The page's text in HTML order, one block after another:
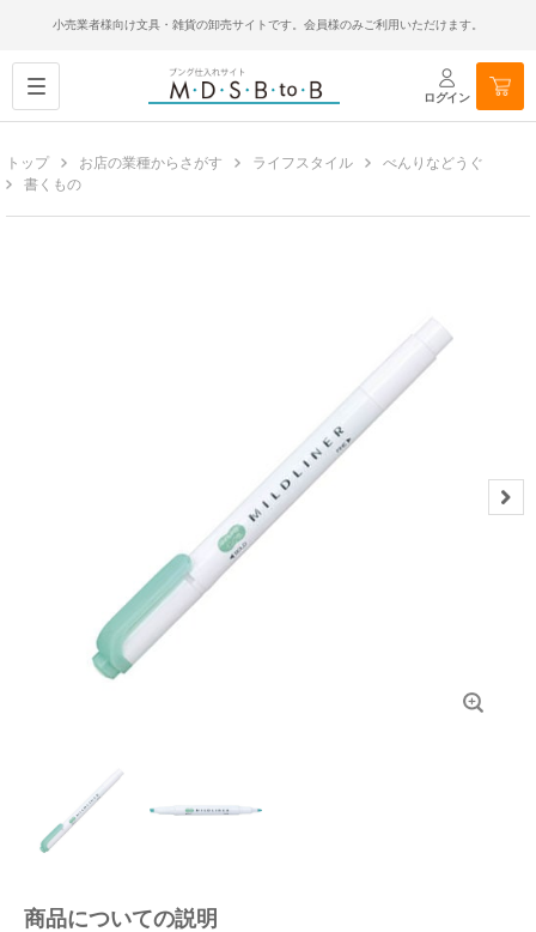
小売業者様向け文具・雑貨の卸売サイトです。会員様のみご利用いただけます。
ログイン
トップ お店の業種からさがす ライフスタイル
べんりなどうぐ
書くもの
商品についての説明